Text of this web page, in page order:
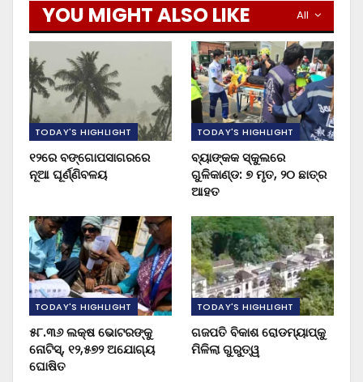
All
YOU MIGHT ALSO LIKE
TODAY'S HIGHLIGHT
୧୨ରେ ବଙ୍ଗୋପସାଗରରେ
ନୂଆ ଘୂର୍ଣ୍ଣିବଳୟ
TODAY'S HIGHLIGHT
ବ୍ୟାଙ୍କକ ସ୍କୁଲରେ
ଗୁଳିକାଣ୍ଡ: ୭ ମୃତ, ୨୦ ଛାତ୍ର
ଆହତ
TODAY'S HIGHLIGHT
୫୮.୩୬ ଲକ୍ଷ ଭୋଟରଙ୍କୁ
ନୋଟିସ୍‌, ୧୨,୫୭୨ ଅଯୋଗ୍ୟ
ଘୋଷିତ
TODAY'S HIGHLIGHT
ଗଜପତି ବିକାଶ ରୋଡମ୍ୟାପ୍‌କୁ
ମିଳିଲା ଗୁରୁତ୍ୱ